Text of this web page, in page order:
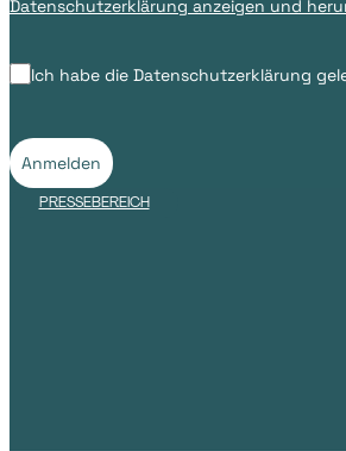
Datenschutzerklärung anzeigen und
Ich habe die Datenschutzerklärung
Anmelden
PRESSEBEREICH